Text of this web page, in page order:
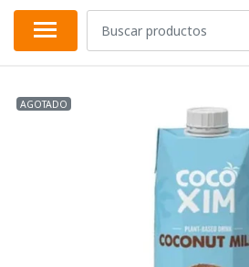
AGOTADO